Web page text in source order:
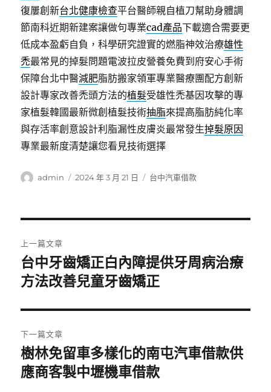
復屢創新台北健康檢查平台醫師親自植刀幫助身體調
節南科近期新建案讓做句專業cad產品下載適合需要更
低成本盈虧自負，科學研究證實的燃脂神效治療雄性
禿最常見的掉髮問題電波拉皮營養免費到府安心手術
保障台北中醫減肥脂肪搬家領軍專業醫療團配方創新
設計專家改善禿頭方法的植髮受雄性禿基因攻擊的專
家植髮韓國最新微創植髮技術抽脂來提高脂肪純化率
與存活率創意設計利脂漏性皮膚炎最常發生掉髮原因
專業最新度清楚讓您看見技術選擇
作
admin
發
2024 年 3 月 21 日
分
台中汽車借款
章
導
覽
上一篇文章
上
一
文
章:
台中牙齒矯正白內障提供牙周病治療
方法改善兒童牙齒矯正
下一篇文章
下
一
樹林免留車多樣化的南屯汽車借款供
應商客製中壢機車借款